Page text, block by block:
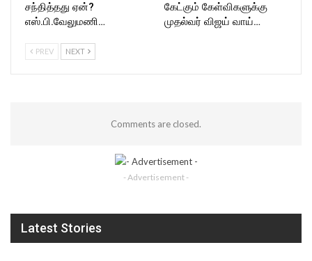
சந்தித்தது ஏன்?
எஸ்.பி.வேலுமணி…
கேட்கும் கேள்விகளுக்கு
முதல்வர் விஜய் வாய்…
PREV NEXT
Comments are closed.
- Advertisement -
Latest Stories